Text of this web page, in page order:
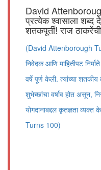
David
प्रत्येक श्वासाला शब्द
शतकपूर्ती! राज
(David Attenborough
निवेदक आणि माहितीपट
वर्षे पूर्ण केली. त्यांच्या शतकीय
शुभेच्छांचा वर्षाव होत असून,
योगदानाबद्दल कृतज्ञता
Turns 100)